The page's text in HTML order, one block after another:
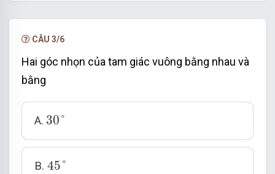
(B sai).
Tam giác vuông cân là tam giác cân có góc ở
đỉnh bằng nên tam giác vuông cân không phải
tam giác đều (C sai).
Đáp án cần chọn là: A
CÂU 3/6
Hai góc nhọn của tam giác vuông bằng nhau và
bằng
A. 30°
30°
B. 45°
45 °